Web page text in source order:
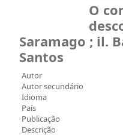
O
Saramago ; il.
Santos
Autor
Autor secundário
Idioma
País
Publicação
Descrição